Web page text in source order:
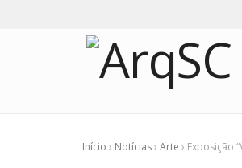
Início › Notícias› Arte › Exposição